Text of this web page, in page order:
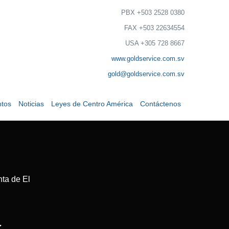
PBX +503 2528 0380
FAX +503 22634554
USA +305 728 8667
www.goldservice.com.sv
gold@goldservice.com.sv
Noticias Leyes de Centro América Contáctenos
de El